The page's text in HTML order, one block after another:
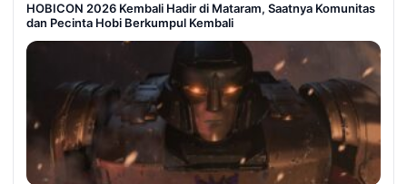
HOBICON 2026 Kembali Hadir di Mataram, Saatnya Komunitas
dan Pecinta Hobi Berkumpul Kembali